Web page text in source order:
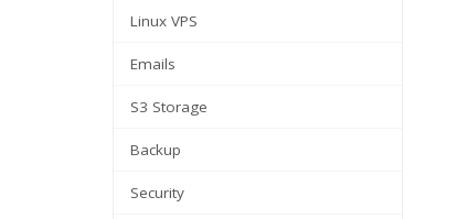
Linux VPS
Emails
S3 Storage
Backup
Security